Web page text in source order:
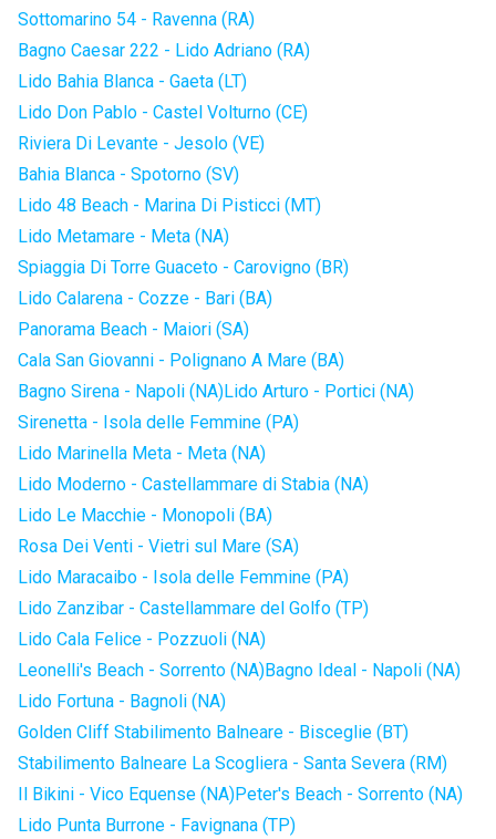
Sottomarino 54 - Ravenna (RA)
Bagno Caesar 222 - Lido Adriano (RA)
Lido Bahia Blanca - Gaeta (LT)
Lido Don Pablo - Castel Volturno (CE)
Riviera Di Levante - Jesolo (VE)
Bahia Blanca - Spotorno (SV)
Lido 48 Beach - Marina Di Pisticci (MT)
Lido Metamare - Meta (NA)
Spiaggia Di Torre Guaceto - Carovigno (BR)
Lido Calarena - Cozze - Bari (BA)
Panorama Beach - Maiori (SA)
Cala San Giovanni - Polignano A Mare (BA)
Bagno Sirena - Napoli (NA)Lido Arturo - Portici (NA)
Sirenetta - Isola delle Femmine (PA)
Lido Marinella Meta - Meta (NA)
Lido Moderno - Castellammare di Stabia (NA)
Lido Le Macchie - Monopoli (BA)
Rosa Dei Venti - Vietri sul Mare (SA)
Lido Maracaibo - Isola delle Femmine (PA)
Lido Zanzibar - Castellammare del Golfo (TP)
Lido Cala Felice - Pozzuoli (NA)
Leonelli's Beach - Sorrento (NA)Bagno Ideal - Napoli (NA)
Lido Fortuna - Bagnoli (NA)
Golden Cliff Stabilimento Balneare - Bisceglie (BT)
Stabilimento Balneare La Scogliera - Santa Severa (RM)
Il Bikini - Vico Equense (NA)Peter's Beach - Sorrento (NA)
Lido Punta Burrone - Favignana (TP)